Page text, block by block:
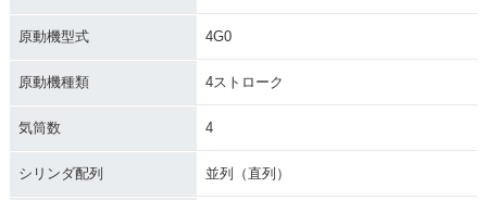
原動機型式 4G0
原動機種類 4ストローク
気筒数 4
シリンダ配列 並列（直列）